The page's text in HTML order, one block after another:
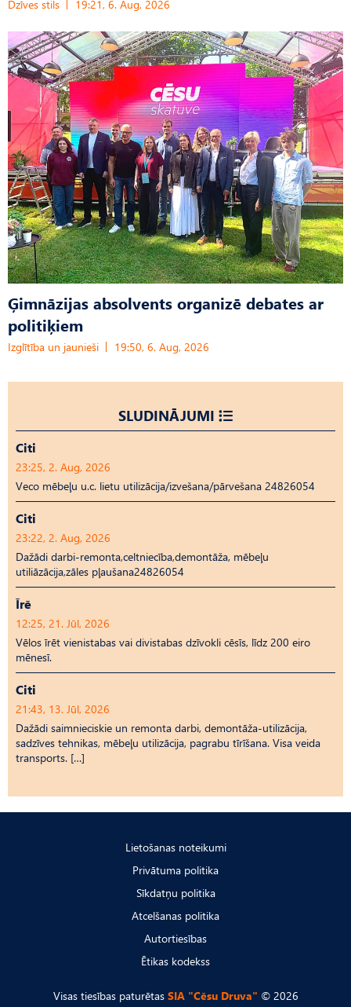
Dzīves stils 19:21, 6. Aug, 2026
Ģimnāzijas absolvents organizē debates ar
politiķiem
Izglītība un jaunieši 19:50, 6. Aug, 2026
SLUDINĀJUMI
Citi
23:25, 2. Aug, 2026
Veco mēbeļu u.c. lietu utilizācija/izvešana/pārvešana 24826054
Citi
23:22, 2. Aug, 2026
Dažādi darbi-remonta,celtniecība,demontāža, mēbeļu
utiliāzācija,zāles pļaušana24826054
Īrē
12:25, 21. Jūl, 2026
Vēlos īrēt vienistabas vai divistabas dzīvokli cēsīs, līdz 200 eiro
mēnesī.
Citi
21:43, 13. Jūl, 2026
Dažādi saimnieciskie un remonta darbi, demontāža-utilizācija,
sadzīves tehnikas, mēbeļu utilizācija, pagrabu tīrīšana. Visa veida
transports. […]
Lietošanas noteikumi
Privātuma politika
Sīkdatņu politika
Atcelšanas politika
Autortiesības
Ētikas kodekss
Visas tiesības paturētas SIA "Cēsu Druva" © 2026